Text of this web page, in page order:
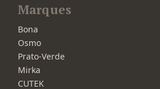
Marques
Bona
Osmo
Prato-Verde
Mirka
CUTEK